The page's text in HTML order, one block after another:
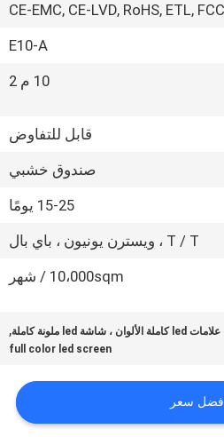
CE-EMC, CE-LVD, RoHS, ETL, FCC
E10-A
10 م 2
قابل للتفاوض
صندوق خشبي
15-25 يومًا
T / T ، ويسترن يونيون ، باي بال
10،000sqm / شهر
علامات led كاملة الألوان ، شاشة led ملونة كاملة ,
full color led screen
سعر